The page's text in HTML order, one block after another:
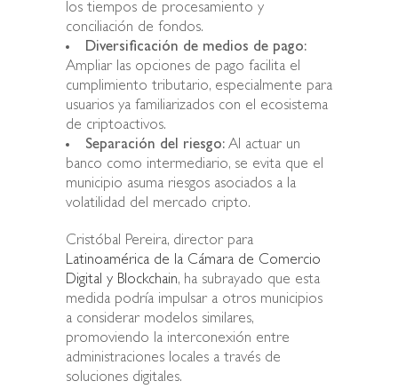
los tiempos de procesamiento y
conciliación de fondos.
Diversificación de medios de pago:
Ampliar las opciones de pago facilita el
cumplimiento tributario, especialmente para
usuarios ya familiarizados con el ecosistema
de criptoactivos.
Separación del riesgo: Al actuar un
banco como intermediario, se evita que el
municipio asuma riesgos asociados a la
volatilidad del mercado cripto.
Cristóbal Pereira, director para
Latinoamérica de la Cámara de Comercio
Digital y Blockchain, ha subrayado que esta
medida podría impulsar a otros municipios
a considerar modelos similares,
promoviendo la interconexión entre
administraciones locales a través de
soluciones digitales.